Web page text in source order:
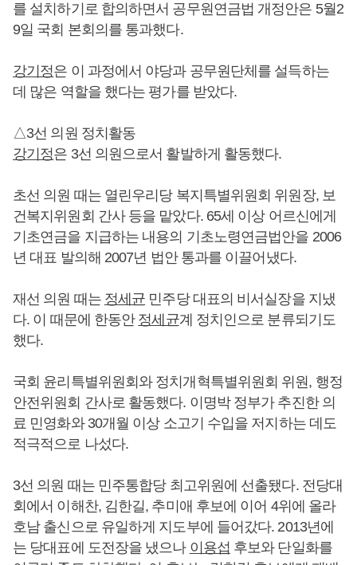
를 설치하기로 합의하면서 공무원연금법 개정안은 5월2
9일 국회 본회의를 통과했다.
강기정은 이 과정에서 야당과 공무원단체를 설득하는
데 많은 역할을 했다는 평가를 받았다.
△3선 의원 정치활동
강기정은 3선 의원으로서 활발하게 활동했다.
초선 의원 때는 열린우리당 복지특별위원회 위원장, 보
건복지위원회 간사 등을 맡았다. 65세 이상 어르신에게
기초연금을 지급하는 내용의 기초노령연금법안을 2006
년 대표 발의해 2007년 법안 통과를 이끌어냈다.
재선 의원 때는 정세균 민주당 대표의 비서실장을 지냈
다. 이 때문에 한동안 정세균계 정치인으로 분류되기도
했다.
국회 윤리특별위원회와 정치개혁특별위원회 위원, 행정
안전위원회 간사로 활동했다. 이명박 정부가 추진한 의
료 민영화와 30개월 이상 소고기 수입을 저지하는 데도
적극적으로 나섰다.
3선 의원 때는 민주통합당 최고위원에 선출됐다. 전당대
회에서 이해찬, 김한길, 추미애 후보에 이어 4위에 올라
호남 출신으로 유일하게 지도부에 들어갔다. 2013년에
는 당대표에 도전장을 냈으나 이용섭 후보와 단일화를